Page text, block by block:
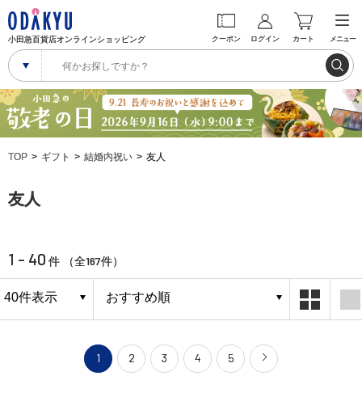
小田急百貨店オンラインショッピング クーポン ログイン カート メニュー
TOP ギフト 結婚内祝い 友人
友人
1 - 40 件 （全167件）
1 2 3 4 5